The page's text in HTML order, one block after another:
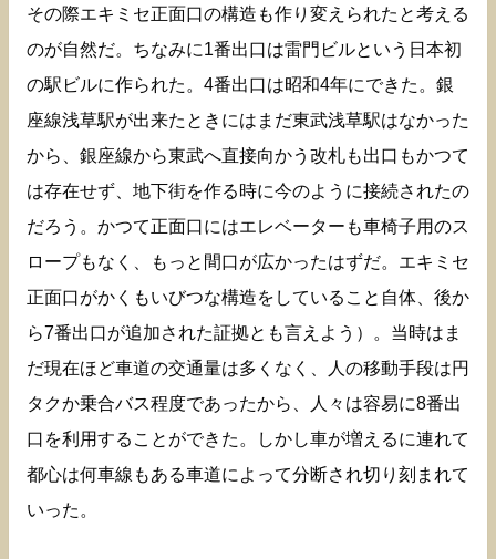
その際エキミセ正面口の構造も作り変えられたと考える
のが自然だ。ちなみに1番出口は雷門ビルという日本初
の駅ビルに作られた。4番出口は昭和4年にできた。銀
座線浅草駅が出来たときにはまだ東武浅草駅はなかった
から、銀座線から東武へ直接向かう改札も出口もかつて
は存在せず、地下街を作る時に今のように接続されたの
だろう。かつて正面口にはエレベーターも車椅子用のス
ロープもなく、もっと間口が広かったはずだ。エキミセ
正面口がかくもいびつな構造をしていること自体、後か
ら7番出口が追加された証拠とも言えよう）。当時はま
だ現在ほど車道の交通量は多くなく、人の移動手段は円
タクか乗合バス程度であったから、人々は容易に8番出
口を利用することができた。しかし車が増えるに連れて
都心は何車線もある車道によって分断され切り刻まれて
いった。